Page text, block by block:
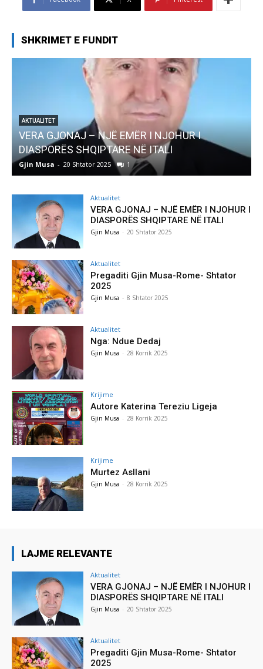
SHKRIMET E FUNDIT
AKTUALITET
VERA GJONAJ – NJË EMËR I NJOHUR I
DIASPORËS SHQIPTARE NË ITALI
Gjin Musa - 20 Shtator 2025 1
Aktualitet
VERA GJONAJ – NJË EMËR I NJOHUR I
DIASPORËS SHQIPTARE NË ITALI
Gjin Musa - 20 Shtator 2025
Aktualitet
Pregaditi Gjin Musa-Rome- Shtator
2025
Gjin Musa - 8 Shtator 2025
Aktualitet
Nga: Ndue Dedaj
Gjin Musa - 28 Korrik 2025
Krijime
Autore Katerina Tereziu Ligeja
Gjin Musa - 28 Korrik 2025
Krijime
Murtez Asllani
Gjin Musa - 28 Korrik 2025
LAJME RELEVANTE
Aktualitet
VERA GJONAJ – NJË EMËR I NJOHUR I
DIASPORËS SHQIPTARE NË ITALI
Gjin Musa - 20 Shtator 2025
Aktualitet
Pregaditi Gjin Musa-Rome- Shtator
2025